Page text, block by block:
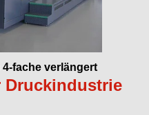
fache verlängert
Druckindustrie